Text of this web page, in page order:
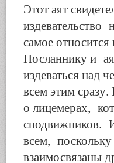
Этот аят
самое
Посланнику и
издеваться над
всем этим
о лицемерах,
сподвижников.
всем,
взаимосвязаны